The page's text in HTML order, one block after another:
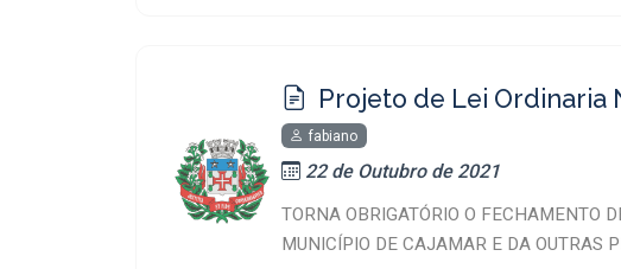
Projeto de Lei Ordinaria
fabiano
22 de Outubro de 2021
TORNA OBRIGATÓRIO O FECHAMENTO
MUNICÍPIO DE CAJAMAR E DA OUTRAS